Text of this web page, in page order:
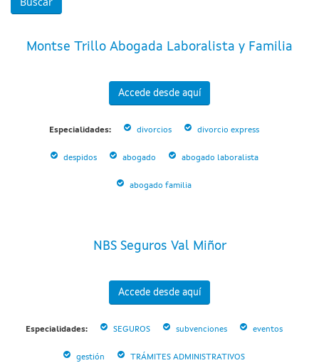
Montse Trillo Abogada Laboralista y Familia
Accede desde aquí
Especialidades: divorcios divorcio express
despidos abogado abogado laboralista
abogado familia
NBS Seguros Val Miñor
Accede desde aquí
Especialidades: SEGUROS subvenciones eventos
gestión TRÁMITES ADMINISTRATIVOS